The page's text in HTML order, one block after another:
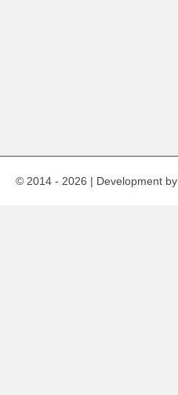
© 2014 - 2026 | Development by